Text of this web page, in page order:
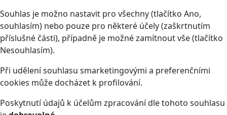
Souhlas je možno nastavit pro všechny (tlačítko Ano,
souhlasím) nebo pouze pro některé účely (zaškrtnutím
příslušné části), případně je možné zamítnout vše (tlačítko
Nesouhlasím).
Při udělení souhlasu smarketingovými a preferenčními
cookies může docházet k profilování.
Poskytnutí údajů k účelům zpracování dle tohoto souhlasu